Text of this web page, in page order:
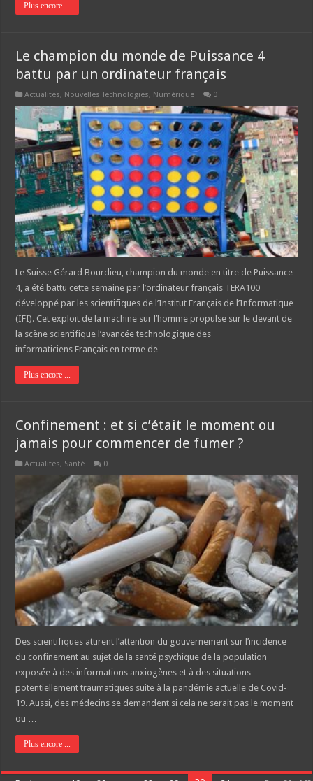
Plus encore ...
Le champion du monde de Puissance 4
battu par un ordinateur français
Actualités, Nouvelles Technologies, Numérique 0
Le Suisse Gérard Bourdieu, champion du monde en titre de Puissance
4, a été battu cette semaine par l’ordinateur français TERA100
développé par les scientifiques de l’Institut Français de l’Informatique
(IFI). Cet exploit de la machine sur l’homme propulse sur le devant de
la scène scientifique l’avancée technologique des
informaticiens Français en terme de …
Plus encore ...
Confinement : et si c’était le moment ou
jamais pour commencer de fumer ?
Actualités, Santé 0
Des scientifiques attirent l’attention du gouvernement sur l’incidence
du confinement au sujet de la santé psychique de la population
exposée à des informations anxiogènes et à des situations
potentiellement traumatiques suite à la pandémie actuelle de Covid-
19. Aussi, des médecins se demandent si cela ne serait pas le moment
ou …
Plus encore ...